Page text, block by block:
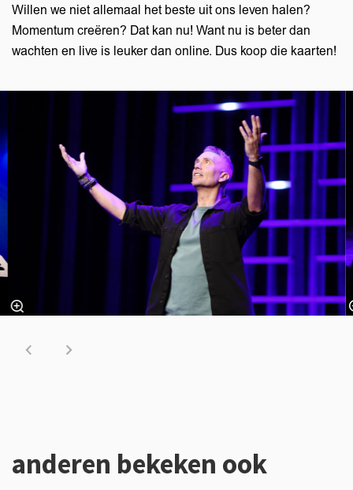
Willen we niet allemaal het beste uit ons leven halen?
Momentum creëren? Dat kan nu! Want nu is beter dan
wachten en live is leuker dan online. Dus koop die kaarten!
anderen bekeken ook